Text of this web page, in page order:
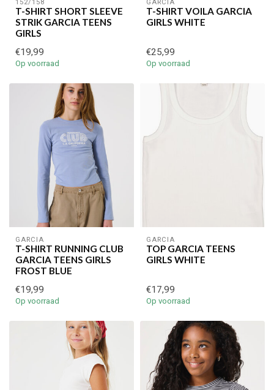
152/158
T-SHIRT SHORT SLEEVE
STRIK GARCIA TEENS
GIRLS
€19,99
Op voorraad
GARCIA
T-SHIRT VOILA GARCIA
GIRLS WHITE
€25,99
Op voorraad
GARCIA
T-SHIRT RUNNING CLUB
GARCIA TEENS GIRLS
FROST BLUE
€19,99
Op voorraad
GARCIA
TOP GARCIA TEENS
GIRLS WHITE
€17,99
Op voorraad
€5,00 korting op je volgende bestelling
Schrijf je in voor onze nieuwsbrief om op de hoogte te blijven
over onze nieuwe collectie, en ontvang
volgende aankoop! 😀
Inschrijven
Je korting is geldig bij een minimale bestelwaarde van €45,00